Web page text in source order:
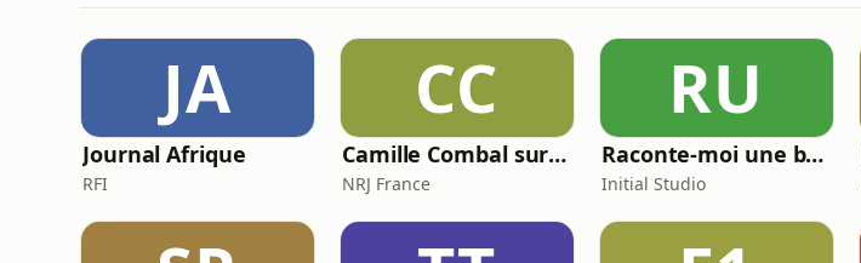
JA
Journal Afrique
RFI
CC
Camille Combal sur NRJ
NRJ France
RU
Raconte-moi une bêtise
Initial Studio